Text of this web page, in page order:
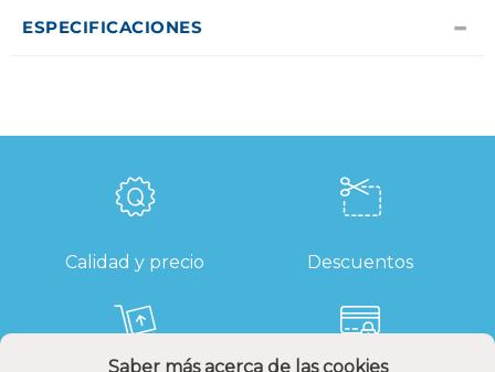
Saber más acerca de las cookies
ESPECIFICACIONES
Calidad y precio Descuentos